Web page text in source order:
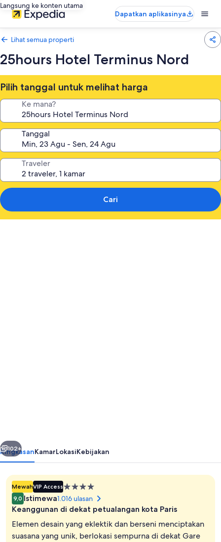
Langsung ke konten utama
Dapatkan aplikasinya
Lihat semua properti
25hours Hotel Terminus Nord
Pilih tanggal untuk melihat harga
Ke mana?
Tanggal
Traveler
Cari
Berikutnya
102+
RingkasanKamarLokasiKebijakan
MewahVIP AccessProperti
bintang
4.0
9,0 Istimewa1.016 ulasan
Keanggunan di dekat petualangan kota Paris
Elemen desain yang eklektik dan berseni menciptakan
suasana yang unik, berlokasi sempurna di dekat Gare